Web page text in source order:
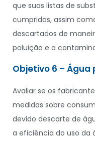
que suas listas de
cumpridas, assim
descartados de
poluição e a
Objetivo 6 –
Avaliar se os
medidas sobre
devido descarte de
a eficiência do uso da